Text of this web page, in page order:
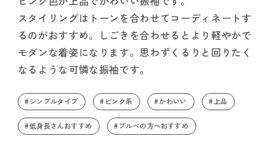
スタイリングはトーンを合わせてコーディネートす
るのがおすすめ。しごきを合わせるとより軽やかで
モダンな着姿になります。思わずくるりと回りたく
なるような可憐な振袖です。
#シンプルタイプ #ピンク系 #かわいい #上品
#低身長さんおすすめ #ブルベの方へおすすめ